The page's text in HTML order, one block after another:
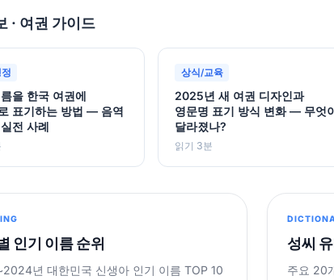
· 여권 가이드
을 한국 여권에
표기하는 방법 — 음역
전 사례
상식/교육
2025년 새 여권 디자인과
영문명 표기 방식 변화 — 무엇
달라졌나?
읽기 3분
인기 이름 순위
년 대한민국 신생아 인기 이름 TOP 10
성씨
주요 20